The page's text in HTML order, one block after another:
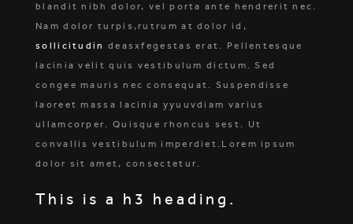
blandit nibh dolor, vel porta ante hendrerit nec.
Nam dolor turpis,rutrum at dolor id,
sollicitudin deasxfegestas erat. Pellentesque
lacinia velit quis vestibulum dictum. Sed
congee mauris nec consequat. Suspendisse
laoreet massa lacinia yyuuvdiam varius
ullamcorper. Quisque rhoncus sest. Ut
convallis vestibulum imperdiet.Lorem ipsum
dolor sit amet, consectetur.
This is a h3 heading.